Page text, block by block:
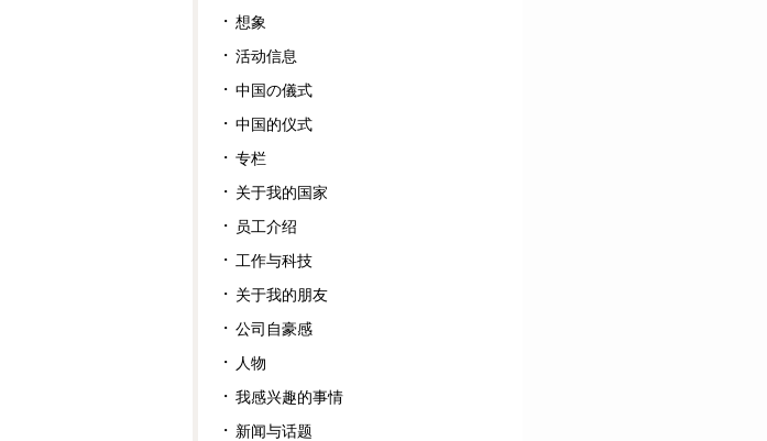
想象
活动信息
中国の儀式
中国的仪式
专栏
关于我的国家
员工介绍
工作与科技
关于我的朋友
公司自豪感
人物
我感兴趣的事情
新闻与话题